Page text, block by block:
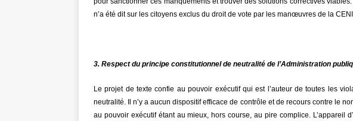
n’a été dit sur les citoyens exclus du droit de vote par les manœuvres de la
3. Respect du principe constitutionnel de neutralité de l’Administration
Le projet de texte confie au pouvoir exécutif qui est l’auteur de toutes les
neutralité. Il n’y a aucun dispositif efficace de contrôle et de recours contre le
au pouvoir exécutif étant au mieux, hors course, au pire complice. L’appareil